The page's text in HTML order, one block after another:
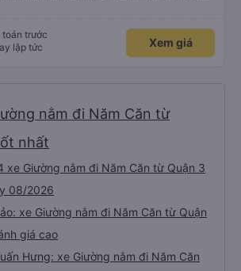
toán trước
lập tức
Xem giá
nằm đi Năm Căn từ
nhất
xe Giường nằm đi Năm Căn từ Quận 3
08/2026
xe Giường nằm đi Năm Căn từ Quận
giá cao
Hưng: xe Giường nằm đi Năm Căn